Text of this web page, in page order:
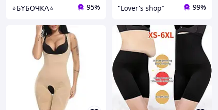
⭐Б𝖸Б𝖮Ч𝖪𝖠⭐ 95% "Lover's shop" 99%